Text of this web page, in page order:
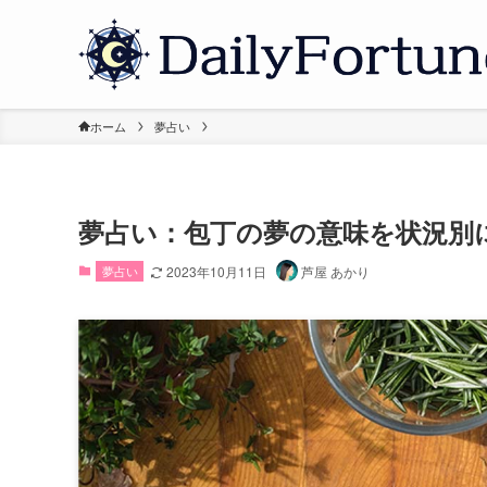
ホーム 夢占い
夢占い：包丁の夢の意味を状況別
夢占い 2023年10月11日 芦屋 あかり